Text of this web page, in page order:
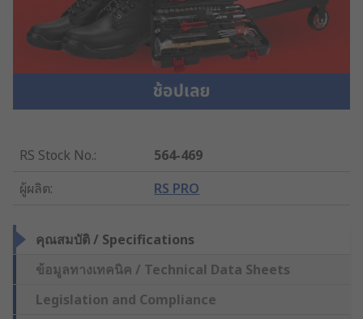
RS Stock No.:
564-469
ผู้ผลิต: RS PRO
คุณสมบัติ / Specifications
ข้อมูลทางเทคนิค / Technical Data Sheets
Legislation and Compliance